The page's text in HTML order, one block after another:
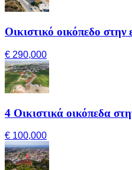
Οικιστικό οικόπεδο στην
€ 290,000
4 Οικιστικά οικόπεδα
€ 100,000